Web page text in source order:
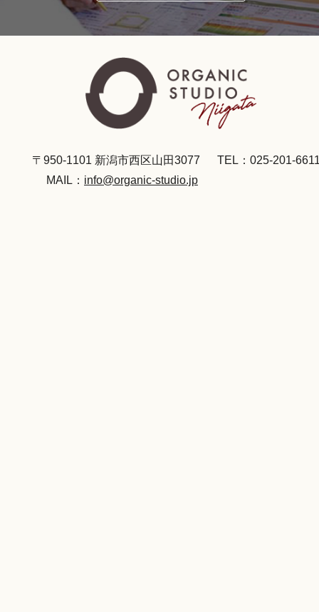
〒950-1101 新潟市西区山田3077
TEL：025-201-
MAIL： info@organic-studio.jp